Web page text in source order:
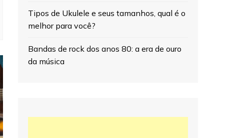
Tipos de Ukulele e seus tamanhos, qual é o
melhor para você?
Bandas de rock dos anos 80: a era de ouro
da música